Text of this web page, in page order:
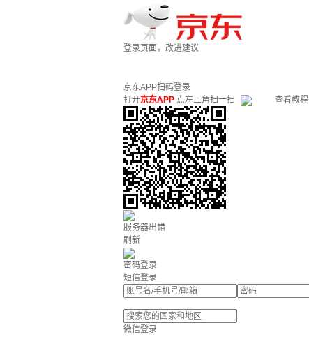
登录页面，改进建议
京东APP扫码登录
打开京东APP 点左上角扫一扫 查看教程
服务器出错
刷新
密码登录
短信登录
微信登录